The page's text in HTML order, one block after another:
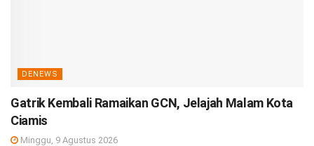
DENEWS
Gatrik Kembali Ramaikan GCN, Jelajah Malam Kota
Ciamis
Minggu, 9 Agustus 2026